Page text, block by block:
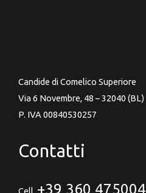
Candide di Comelico Superiore
Via 6 Novembre, 48 – 32040 (BL)
P. IVA 00840530257
Contatti
+39 360 475004